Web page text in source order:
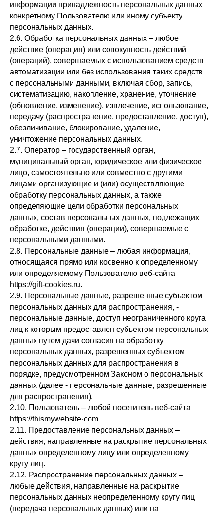
информации принадлежность персональных данных
конкретному Пользователю или иному субъекту
персональных данных.
2.6. Обработка персональных данных – любое
действие (операция) или совокупность действий
(операций), совершаемых с использованием средств
автоматизации или без использования таких средств
с персональными данными, включая сбор, запись,
систематизацию, накопление, хранение, уточнение
(обновление, изменение), извлечение, использование,
передачу (распространение, предоставление, доступ),
обезличивание, блокирование, удаление,
уничтожение персональных данных.
2.7. Оператор – государственный орган,
муниципальный орган, юридическое или физическое
лицо, самостоятельно или совместно с другими
лицами организующие и (или) осуществляющие
обработку персональных данных, а также
определяющие цели обработки персональных
данных, состав персональных данных, подлежащих
обработке, действия (операции), совершаемые с
персональными данными.
2.8. Персональные данные – любая информация,
относящаяся прямо или косвенно к определенному
или определяемому Пользователю веб-сайта
httpsː//gift-cookies.ru.
2.9. Персональные данные, разрешенные субъектом
персональных данных для распространения, -
персональные данные, доступ неограниченного круга
лиц к которым предоставлен субъектом персональных
данных путем дачи согласия на обработку
персональных данных, разрешенных субъектом
персональных данных для распространения в
порядке, предусмотренном Законом о персональных
данных (далее - персональные данные, разрешенные
для распространения).
2.10. Пользователь – любой посетитель веб-сайта
httpsː//thismywebsite·com.
2.11. Предоставление персональных данных –
действия, направленные на раскрытие персональных
данных определенному лицу или определенному
кругу лиц.
2.12. Распространение персональных данных –
любые действия, направленные на раскрытие
персональных данных неопределенному кругу лиц
(передача персональных данных) или на